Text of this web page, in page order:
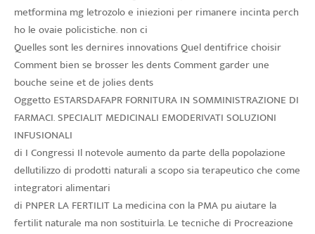
metformina mg letrozolo e iniezioni per rimanere incinta perch
ho le ovaie policistiche. non ci
Quelles sont les dernires innovations Quel dentifrice choisir
Comment bien se brosser les dents Comment garder une
bouche seine et de jolies dents
Oggetto ESTARSDAFAPR FORNITURA IN SOMMINISTRAZIONE DI
FARMACI. SPECIALIT MEDICINALI EMODERIVATI SOLUZIONI
INFUSIONALI
di I Congressi Il notevole aumento da parte della popolazione
dellutilizzo di prodotti naturali a scopo sia terapeutico che come
integratori alimentari
di PNPER LA FERTILIT La medicina con la PMA pu aiutare la
fertilit naturale ma non sostituirla. Le tecniche di Procreazione